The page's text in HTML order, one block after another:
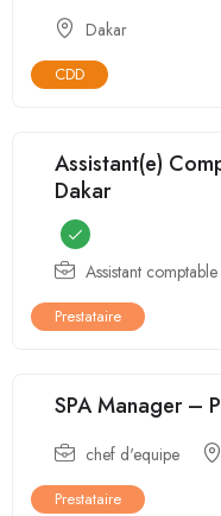
Dakar
CDD
Assistant(e)
Dakar
Assistant comptable
Prestataire
SPA Manager –
chef d'equipe
Prestataire